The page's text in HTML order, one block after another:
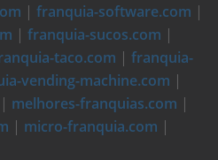
| franquia-software.com |
| franquia-sucos.com |
taco.com | franquia-
vending-machine.com |
| melhores-franquias.com |
| micro-franquia.com |